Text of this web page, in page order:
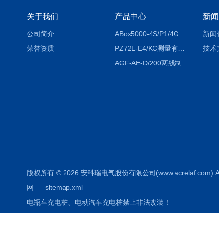
关于我们
公司简介
荣誉资质
产品中心
PZ72L-E4/KC测量有功电能（EPI/EPE）嵌入式电表
新
新闻
技术
版权所有 © 2026 安科瑞电气股份有限公司
网
sitemap.xml
电瓶车充电桩、电动汽车充电桩禁止非法改装！